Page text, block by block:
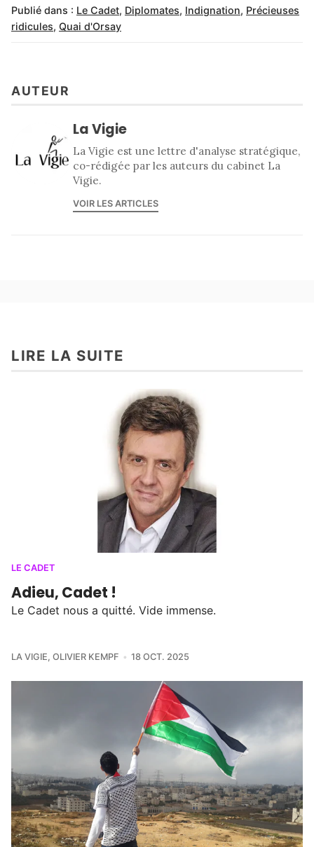
Publié dans : Le Cadet, Diplomates, Indignation, Précieuses
ridicules, Quai d'Orsay
AUTEUR
La Vigie
La Vigie est une lettre d'analyse stratégique,
co-rédigée par les auteurs du cabinet La
Vigie.
VOIR LES ARTICLES
LIRE LA SUITE
LE CADET
Adieu, Cadet !
Le Cadet nous a quitté. Vide immense.
LA VIGIE, OLIVIER KEMPF 18 OCT. 2025